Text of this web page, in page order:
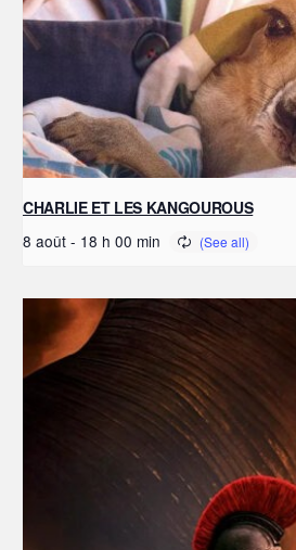
CHARLIE ET LES KANGOUROUS
8 août - 18 h 00 min